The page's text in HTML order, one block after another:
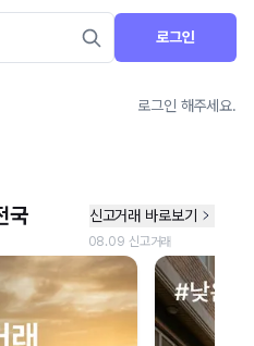
로그인
로그인 해주세요.